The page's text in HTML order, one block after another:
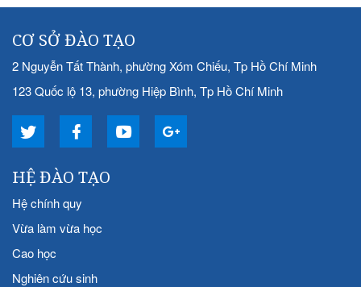
CƠ SỞ ĐÀO TẠO
2 Nguyễn Tất Thành, phường Xóm Chiếu, Tp Hồ Chí Minh
123 Quốc lộ 13, phường Hiệp Bình, Tp Hồ Chí Minh
HỆ ĐÀO TẠO
Hệ chính quy
Vừa làm vừa học
Cao học
Nghiên cứu sinh